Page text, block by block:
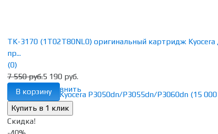
избранное сравнить
TK-3170 (1T02T80NL0) оригинальный картридж Kyocera
пр...
(0)
7 550 руб.5 190 руб.
В корзину
Скидка!